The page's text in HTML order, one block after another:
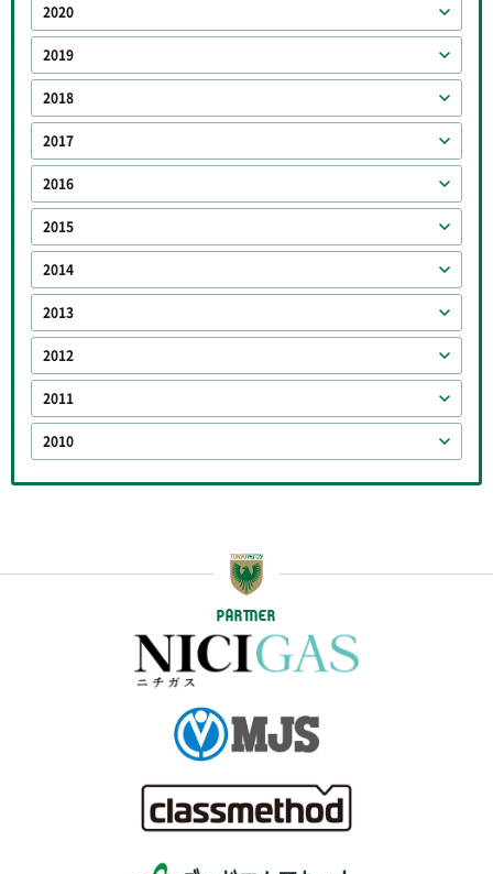
2020
2019
2018
2017
2016
2015
2014
2013
2012
2011
2010
PARTNER